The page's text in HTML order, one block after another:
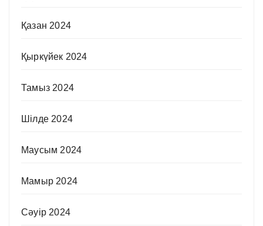
Қазан 2024
Қыркүйек 2024
Тамыз 2024
Шілде 2024
Маусым 2024
Мамыр 2024
Сәуір 2024